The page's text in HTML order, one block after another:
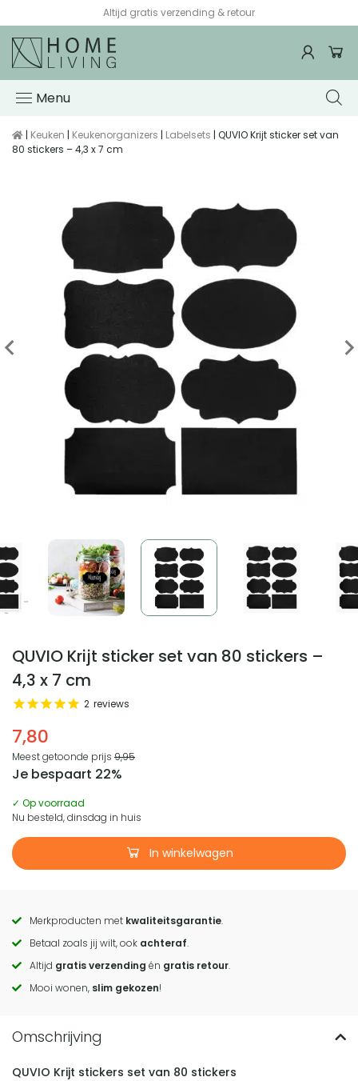
Altijd gratis verzending & retour
Menu
| Keuken | Keukenorganizers | Labelsets | QUVIO Krijt sticker set van
80 stickers – 4,3 x 7 cm
QUVIO Krijt sticker set van 80 stickers –
4,3 x 7 cm
7,80
2 reviews
Meest getoonde prijs 9,95
Je bespaart 22%
✓ Op voorraad
Nu besteld, dinsdag in huis
In winkelwagen
Call
to
actions
Merkproducten met kwaliteitsgarantie.
Betaal zoals jij wilt, ook achteraf.
Altijd gratis verzending én gratis retour.
Mooi wonen, slim gekozen!
QUVIO Krijt stickers set van 80 stickers